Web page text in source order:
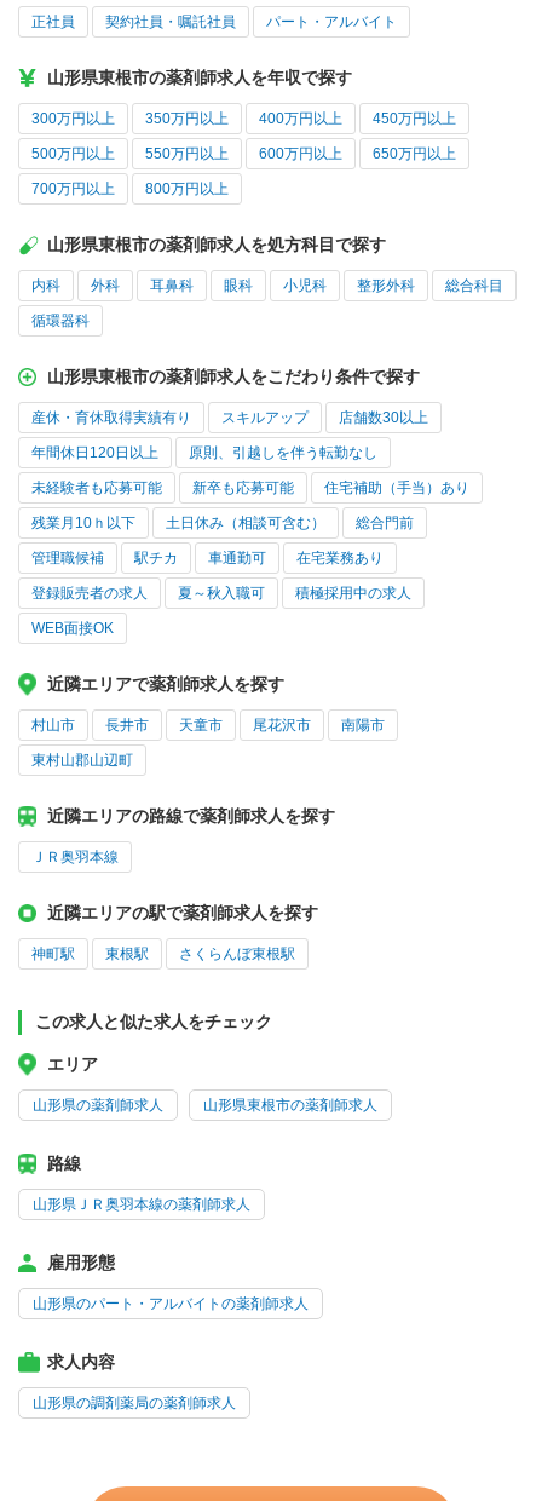
正社員 契約社員・嘱託社員 パート・アルバイト
山形県東根市の薬剤師求人を年収で探す
300万円以上 350万円以上 400万円以上 450万円以上
500万円以上 550万円以上 600万円以上 650万円以上
700万円以上 800万円以上
山形県東根市の薬剤師求人を処方科目で探す
内科 外科 耳鼻科 眼科 小児科 整形外科 総合科目
循環器科
山形県東根市の薬剤師求人をこだわり条件で探す
産休・育休取得実績有り スキルアップ 店舗数30以上
年間休日120日以上 原則、引越しを伴う転勤なし
未経験者も応募可能 新卒も応募可能 住宅補助（手当）あり
残業月10ｈ以下 土日休み（相談可含む） 総合門前
管理職候補 駅チカ 車通勤可 在宅業務あり
登録販売者の求人 夏～秋入職可 積極採用中の求人
WEB面接OK
近隣エリアで薬剤師求人を探す
村山市 長井市 天童市 尾花沢市 南陽市
東村山郡山辺町
近隣エリアの路線で薬剤師求人を探す
ＪＲ奥羽本線
近隣エリアの駅で薬剤師求人を探す
神町駅 東根駅 さくらんぼ東根駅
この求人と似た求人をチェック
エリア
山形県の薬剤師求人 山形県東根市の薬剤師求人
路線
山形県ＪＲ奥羽本線の薬剤師求人
雇用形態
山形県のパート・アルバイトの薬剤師求人
求人内容
山形県の調剤薬局の薬剤師求人